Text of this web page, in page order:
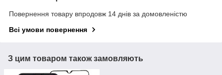
Повернення товару впродовж 14 днів за домовленістю
Всі умови повернення
З цим товаром також замовляють